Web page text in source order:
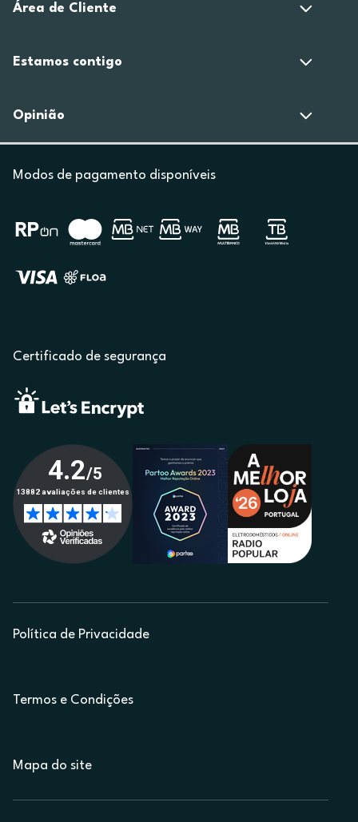
Área de Cliente
Estamos contigo
Opinião
Modos de pagamento disponíveis
Certificado de segurança
Política de Privacidade
Termos e Condições
Mapa do site